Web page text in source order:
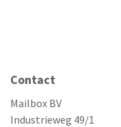
Contact
Mailbox BV
Industrieweg 49/1